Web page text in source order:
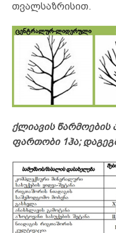
თვალსაზრისით.
ქლიავის
ფართობი 1ჰა;